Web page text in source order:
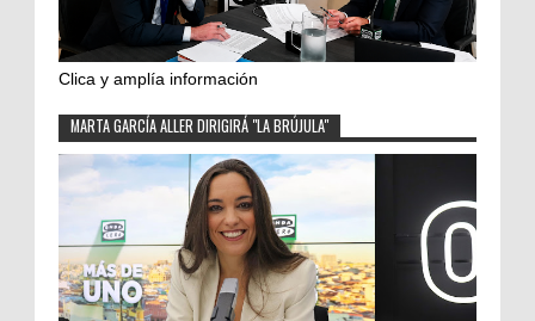
Clica y amplía información
MARTA GARCÍA ALLER DIRIGIRÁ "LA BRÚJULA"